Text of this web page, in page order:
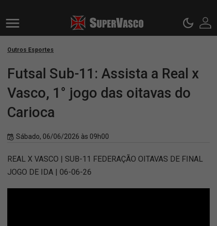
Outros Esportes
Futsal Sub-11: Assista a Real x
Vasco, 1° jogo das oitavas do
Carioca
Sábado, 06/06/2026 às 09h00
REAL X VASCO | SUB-11 FEDERAÇÃO OITAVAS DE FINAL
JOGO DE IDA | 06-06-26